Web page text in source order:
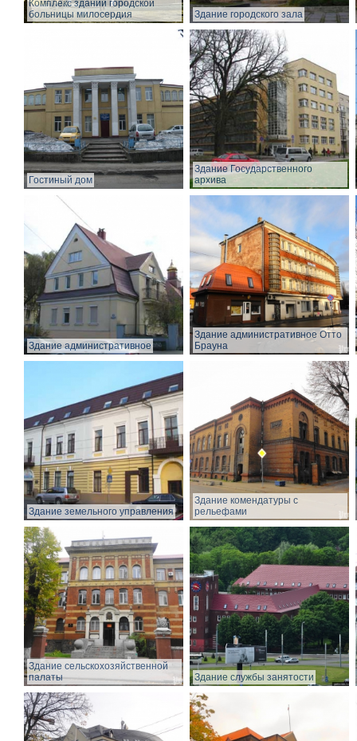
Комплекс зданий городской
больницы милосердия
Здание городского зала
Гостиный дом
Здание Государственного
архива
Здание административное
Здание административное Отто
Брауна
Здание земельного управления
Здание комендатуры с
рельефами
Здание сельскохозяйственной
палаты
Здание службы занятости